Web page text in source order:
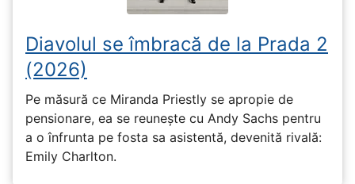
Diavolul se îmbracă de la Prada 2
(2026)
Pe măsură ce Miranda Priestly se apropie de
pensionare, ea se reunește cu Andy Sachs pentru
a o înfrunta pe fosta sa asistentă, devenită rivală:
Emily Charlton.